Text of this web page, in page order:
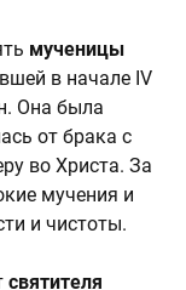
мученицы
в начале IV
Она была
от брака с
во Христа. За
мучения и
и чистоты.
святителя